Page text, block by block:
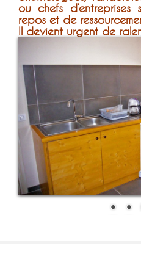
ou chefs
repos et de
Il devient urgent de